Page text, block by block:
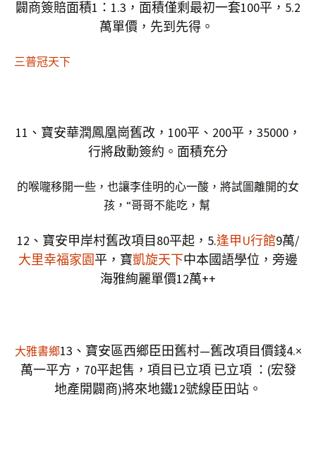
闢商簽賠面積1：1.3，面積僅剩最初一套100平，5.2
萬單價，先到先得。
三普冠天下
11、寶安華潤鳳凰崗舊改，100平、200平，35000，
行將啟動簽約。面積充分
的喉嚨移開一些，也讓李佳明的心一酸，將試圖離開的女
孩，“哥哥不能吃，幫
12、寶安甲岸村舊改項目80平起，5.逢甲U行館9萬/
大里幸福家園平，寶凱旋天下中本國語學位，旁邊
海雅絢麗單價12萬++
大雅書鄉13、寶安區西鄉臣田舊村—舊改項目價錢4.×
萬一平方，70平起售，項目已立項 已立項 ：(宏發
地產開闢商)將來地鐵12號線臣田站。